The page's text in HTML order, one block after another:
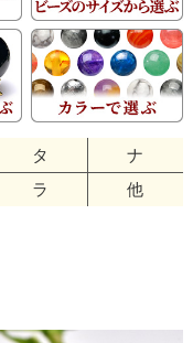
タ
ナ
ラ 他